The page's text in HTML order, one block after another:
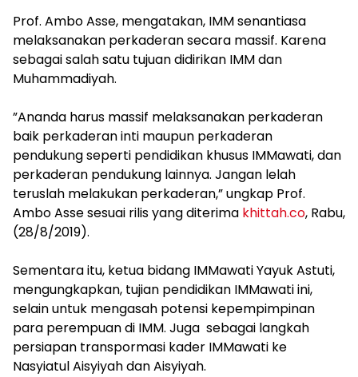
Prof. Ambo Asse, mengatakan, IMM senantiasa
melaksanakan perkaderan secara massif. Karena
sebagai salah satu tujuan didirikan IMM dan
Muhammadiyah.
​”Ananda harus massif melaksanakan perkaderan
baik perkaderan inti maupun perkaderan
pendukung seperti pendidikan khusus IMMawati, dan
perkaderan pendukung lainnya. Jangan lelah
teruslah melakukan perkaderan,” ungkap Prof.
Ambo Asse sesuai rilis yang diterima khittah.co, Rabu,
(28/8/2019).
Sementara itu, ketua bidang IMMawati Yayuk Astuti,
mengungkapkan, tujian pendidikan IMMawati ini,
selain untuk mengasah potensi kepempimpinan
para perempuan di IMM. Juga sebagai langkah
persiapan transpormasi kader IMMawati ke
Nasyiatul Aisyiyah dan Aisyiyah.